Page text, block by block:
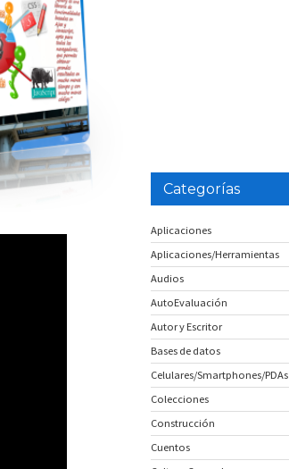
Categorías
Aplicaciones
Aplicaciones/Herramientas
Audios
AutoEvaluación
Autor y Escritor
Bases de datos
Celulares/Smartphones/PDAs
Colecciones
Construcción
Cuentos